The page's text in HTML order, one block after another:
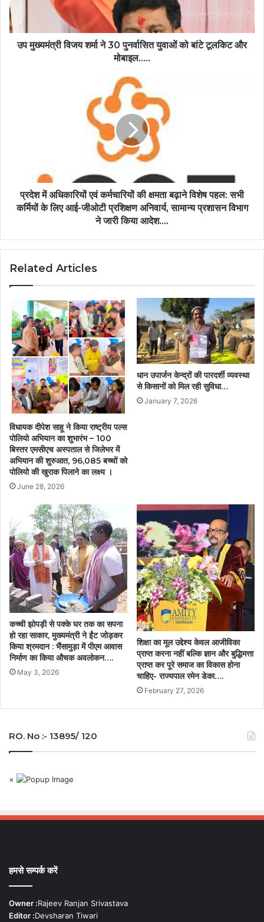
पुनर्वासित
युवाओं
को
बांटेउप मुख्यमंत्री विजय शर्मा ने 30 पुनर्वासित युवाओं को बांटे टूलकिट और
मोबाइल…..
पहल:
सभी
लिए
जीओटी
सामान्य
प्रशासन
विभाग
ने
जारी
किया
आदेश….
प्रदेश में अधिकारियों एवं कर्मचारियों की क्षमता बढ़ाने विशेष पहल: सभी
कर्मियों के लिए आई-जीओटी प्रशिक्षण अनिवार्य, सामान्य प्रशासन विभाग
ने जारी किया आदेश….
Related Articles
विधायक दीपेश साहू ने किया राष्ट्रीय पल्स
पोलियो अभियान का शुभारंभ – 100
बिस्तर एमसीएच अस्पताल से जिलेभर में
अभियान की शुरुआत, 96,085 बच्चों को
पोलियो की खुराक पिलाने का लक्ष्य ।
June 28, 2026
धान उपार्जन केन्द्रों की पारदर्शी व्यवस्था
से किसानों को मिल रही सुविधा…
January 7, 2026
कच्ची झोपड़ी से पक्के घर तक का सपना
हो रहा साकार, मुख्यमंत्री ने ईंट जोड़कर
किया श्रमदान : भैंसामुड़ा में पीएम आवास
निर्माण का किया औचक अवलोकन….
May 3, 2026
शिक्षा का मूल उद्देश्य केवल आजीविका
प्राप्त करना नहीं बल्कि ज्ञान और बुद्धिमत्ता
प्राप्त कर पूरे समाज का विकास होना
चाहिए- राज्यपाल रमेन डेका….
February 27, 2026
RO. No :- 13895/ 120
×
हमसे सम्पर्क करें
Owner :Rajeev Ranjan Srivastava
Editor :Devsharan Tiwari